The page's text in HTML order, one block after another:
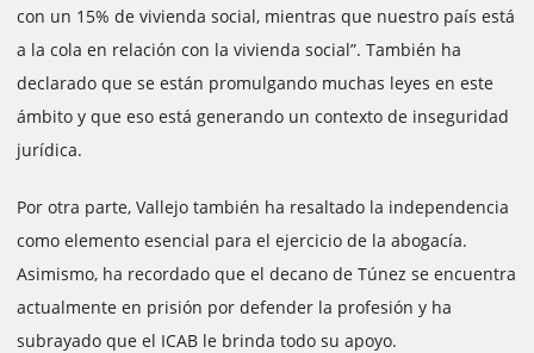
con un 15% de vivienda social, mientras que nuestro país está
a la cola en relación con la vivienda social”. También ha
declarado que se están promulgando muchas leyes en este
ámbito y que eso está generando un contexto de inseguridad
jurídica.
Por otra parte, Vallejo también ha resaltado la independencia
como elemento esencial para el ejercicio de la abogacía.
Asimismo, ha recordado que el decano de Túnez se encuentra
actualmente en prisión por defender la profesión y ha
subrayado que el ICAB le brinda todo su apoyo.